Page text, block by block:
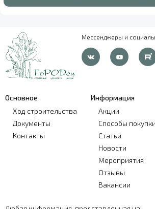
Мессенджеры и
Основное
Ход строительства
Документы
Контакты
Информация
Акции
Способы покупки
Статьи
Новости
Мероприятия
Отзывы
Вакансии